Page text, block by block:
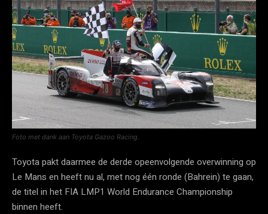
Foto met dank aan Toyota Gazoo Racing.
Toyota pakt daarmee de derde opeenvolgende overwinning op
Le Mans en heeft nu al, met nog één ronde (Bahrein) te gaan,
de titel in het FIA LMP1 World Endurance Championship
binnen heeft.